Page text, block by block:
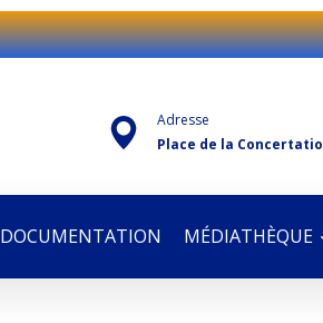
Adresse
Place de la
DOCUMENTATION MÉDIATHÈQUE